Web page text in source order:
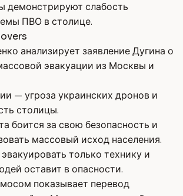
демонстрируют слабость
ПВО в столице.
анализирует заявление Дугина о
эвакуации из Москвы и
— угроза украинских дронов и
столицы.
боится за свою безопасность и
массовый исход населения.
только технику и
оставит в опасности.
показывает перевод